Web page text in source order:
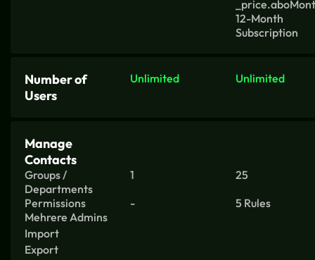
12-Month
Subscription
Number of
Users
Unlimited Unlimited
Manage
Contacts
Groups /
Departments
1
25
Permissions
-
5 Rules
Mehrere Admins
Import
Export